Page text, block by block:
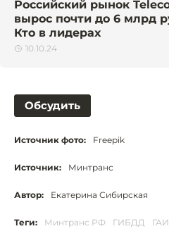
Российский рынок
вырос почти до 6 млрд
Кто в лидерах
10.10.24
Обсудить
Источник фото: Freepik
Источник: Минтранс
Автор: Екатерина Сибирская
Теги: Минтранс РФ ГИБДД ГАИ